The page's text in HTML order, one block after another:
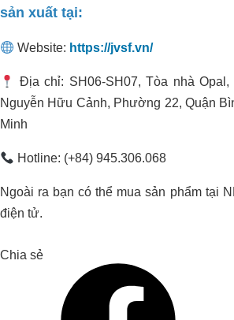
sản xuất tại:
Website: https://jvsf.vn/
Địa chỉ: SH06-SH07, Tòa nhà
Nguyễn Hữu Cảnh, Phường 22, Quận
Minh
Hotline: (+84) 945.306.068
Ngoài ra bạn có thể mua sản phẩm tại
điện tử.
Chia sẻ
Giải Pháp Organic Carbon
Chí Minh